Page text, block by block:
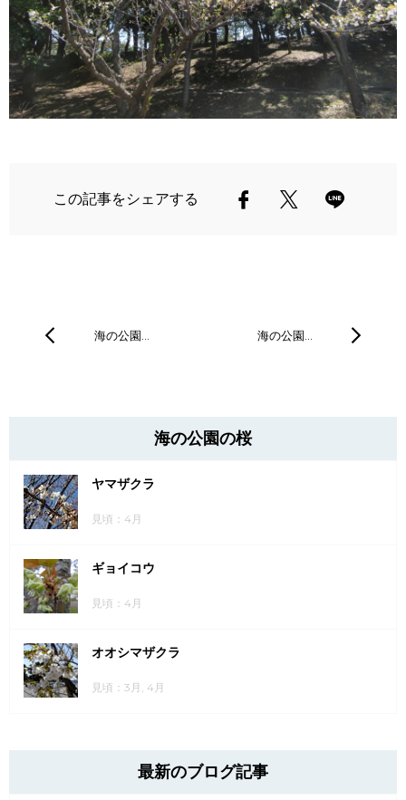
この記事をシェアする
海の公園… 海の公園…
海の公園の桜
ヤマザクラ
見頃：4月
ギョイコウ
見頃：4月
オオシマザクラ
見頃：3月, 4月
最新のブログ記事